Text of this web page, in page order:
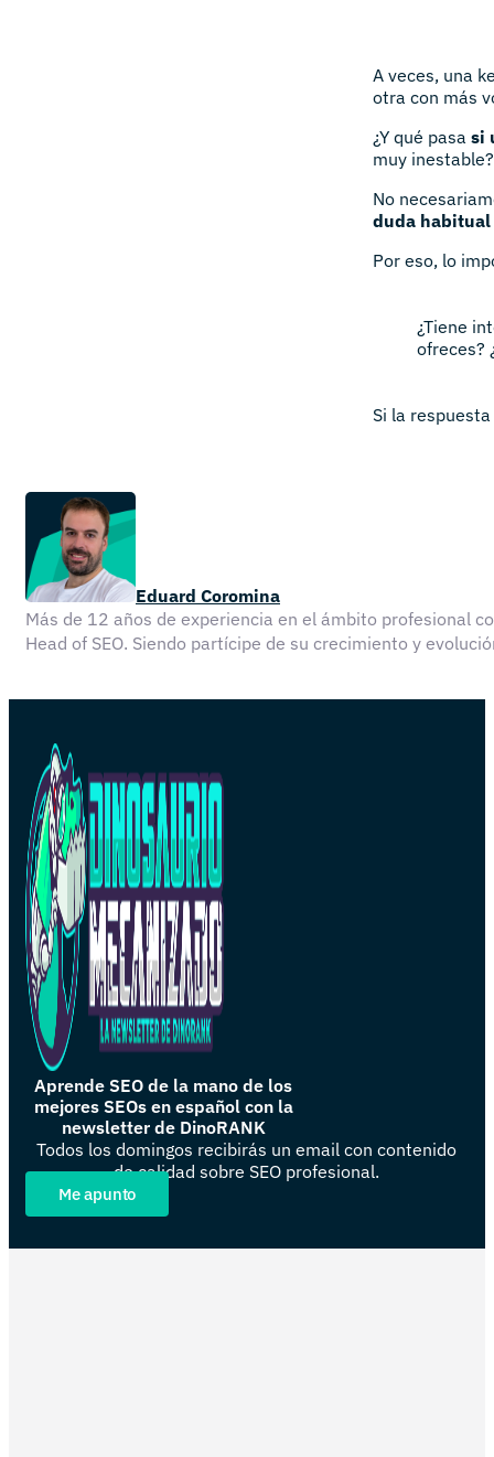
A veces, una
otra con más
¿Y qué pasa si
muy
No
duda habitual
Por eso, lo
¿Tiene
ofreces?
Si la
Eduard Coromina
Más de 12 años de experiencia en el ámbito profesional
Head of SEO. Siendo partícipe de su crecimiento y
Aprende SEO de la mano de los
mejores SEOs en español con la
newsletter de DinoRANK
Todos los domingos recibirás un email con contenido
de calidad sobre SEO profesional.
Me apunto